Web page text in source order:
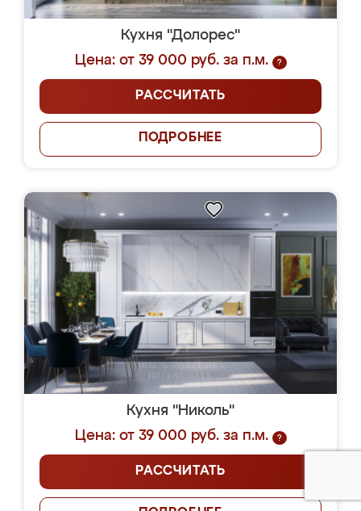
Кухня "Долорес"
Цена: от 39 000 руб. за п.м.
?
РАССЧИТАТЬ
ПОДРОБНЕЕ
Кухня "Николь"
Цена: от 39 000 руб. за п.м.
?
РАССЧИТАТЬ